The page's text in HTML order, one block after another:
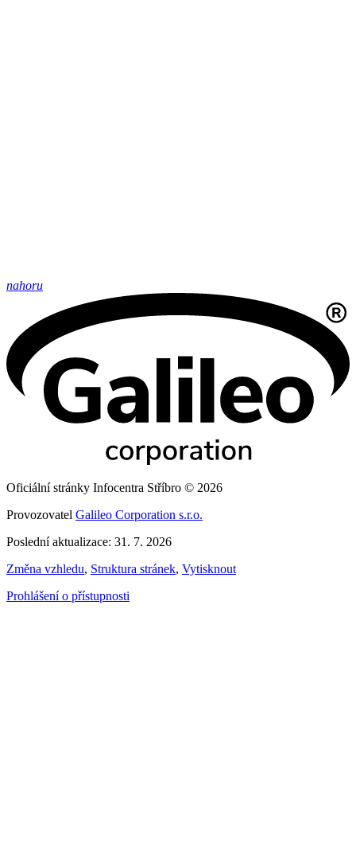
nahoru
Oficiální stránky Infocentra Stříbro © 2026
Provozovatel Galileo Corporation s.r.o.
Poslední aktualizace: 31. 7. 2026
Změna vzhledu, Struktura stránek, Vytisknout
Prohlášení o přístupnosti